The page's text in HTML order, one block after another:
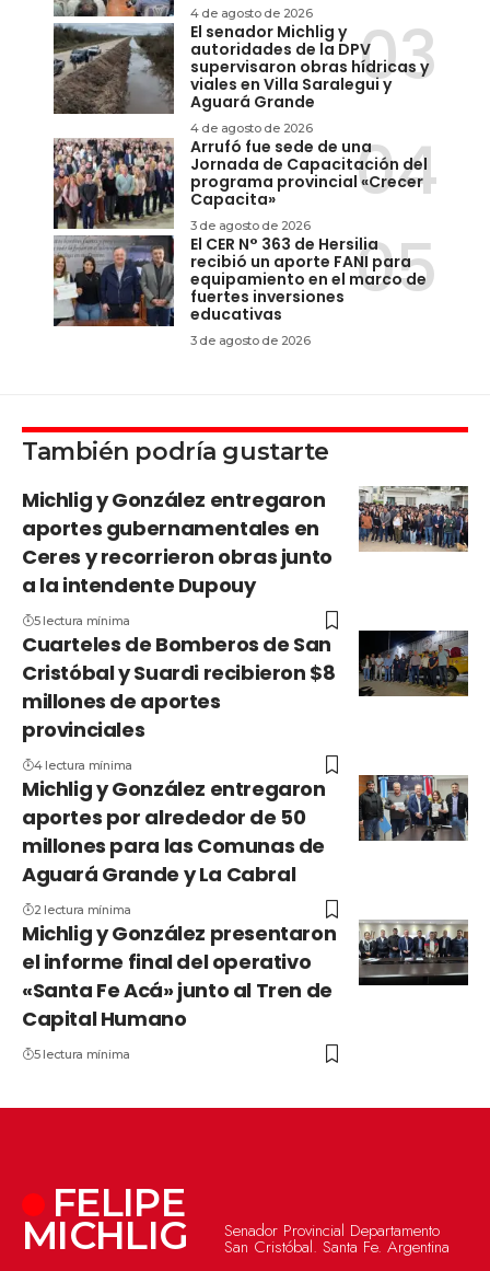
4 de agosto de 2026
El senador Michlig y
autoridades de la DPV
supervisaron obras hídricas y
viales en Villa Saralegui y
Aguará Grande
4 de agosto de 2026
Arrufó fue sede de una
Jornada de Capacitación del
programa provincial «Crecer
Capacita»
3 de agosto de 2026
El CER N° 363 de Hersilia
recibió un aporte FANI para
equipamiento en el marco de
fuertes inversiones
educativas
3 de agosto de 2026
También podría gustarte
Michlig y González entregaron
aportes gubernamentales en
Ceres y recorrieron obras junto
a la intendente Dupouy
5 lectura mínima
Cuarteles de Bomberos de San
Cristóbal y Suardi recibieron $8
millones de aportes
provinciales
4 lectura mínima
Michlig y González entregaron
aportes por alrededor de 50
millones para las Comunas de
Aguará Grande y La Cabral
2 lectura mínima
Michlig y González presentaron
el informe final del operativo
«Santa Fe Acá» junto al Tren de
Capital Humano
5 lectura mínima
FELIPE
MICHLIG Senador Provincial Departamento
San Cristóbal. Santa Fe. Argentina